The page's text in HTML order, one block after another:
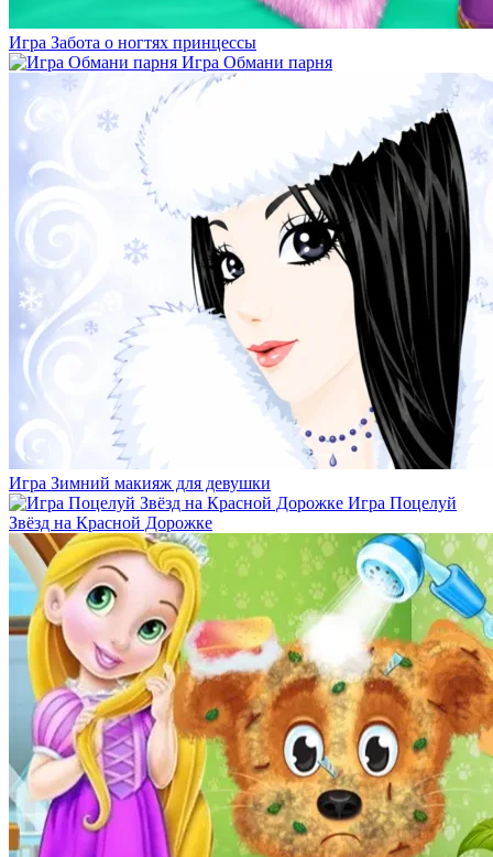
Игра Забота о ногтях принцессы
Игра Обмани парня
Игра Зимний макияж для девушки
Игра Поцелуй
Звёзд на Красной Дорожке